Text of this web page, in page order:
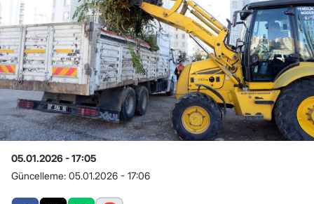
05.01.2026 - 17:05
Güncelleme: 05.01.2026 - 17:06